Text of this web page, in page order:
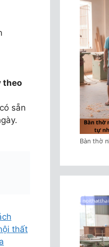
theo
sẵn
thất
Bàn thờ